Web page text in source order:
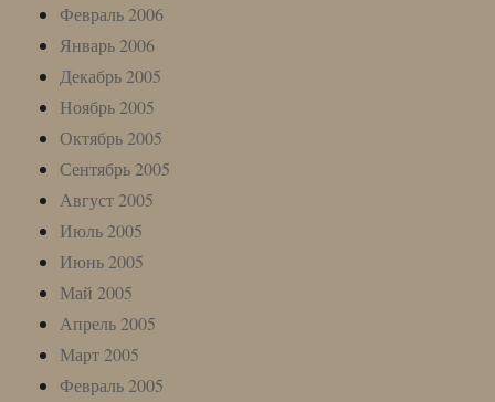
Февраль 2006
Январь 2006
Декабрь 2005
Ноябрь 2005
Октябрь 2005
Сентябрь 2005
Август 2005
Июль 2005
Июнь 2005
Май 2005
Апрель 2005
Март 2005
Февраль 2005